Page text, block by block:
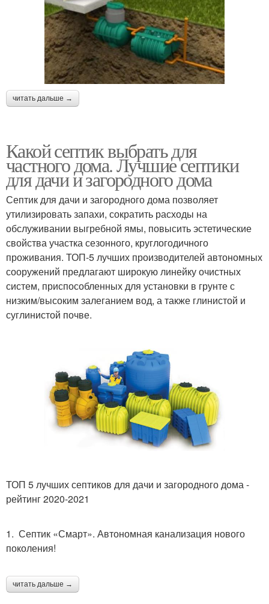
читать дальше →
Какой септик выбрать для
частного дома. Лучшие септики
для дачи и загородного дома
Септик для дачи и загородного дома позволяет
утилизировать запахи, сократить расходы на
обслуживании выгребной ямы, повысить эстетические
свойства участка сезонного, круглогодичного
проживания. ТОП-5 лучших производителей автономных
сооружений предлагают широкую линейку очистных
систем, приспособленных для установки в грунте с
низким/высоким залеганием вод, а также глинистой и
суглинистой почве.
ТОП 5 лучших септиков для дачи и загородного дома -
рейтинг 2020-2021
1. Септик «Смарт». Автономная канализация нового
поколения!
читать дальше →